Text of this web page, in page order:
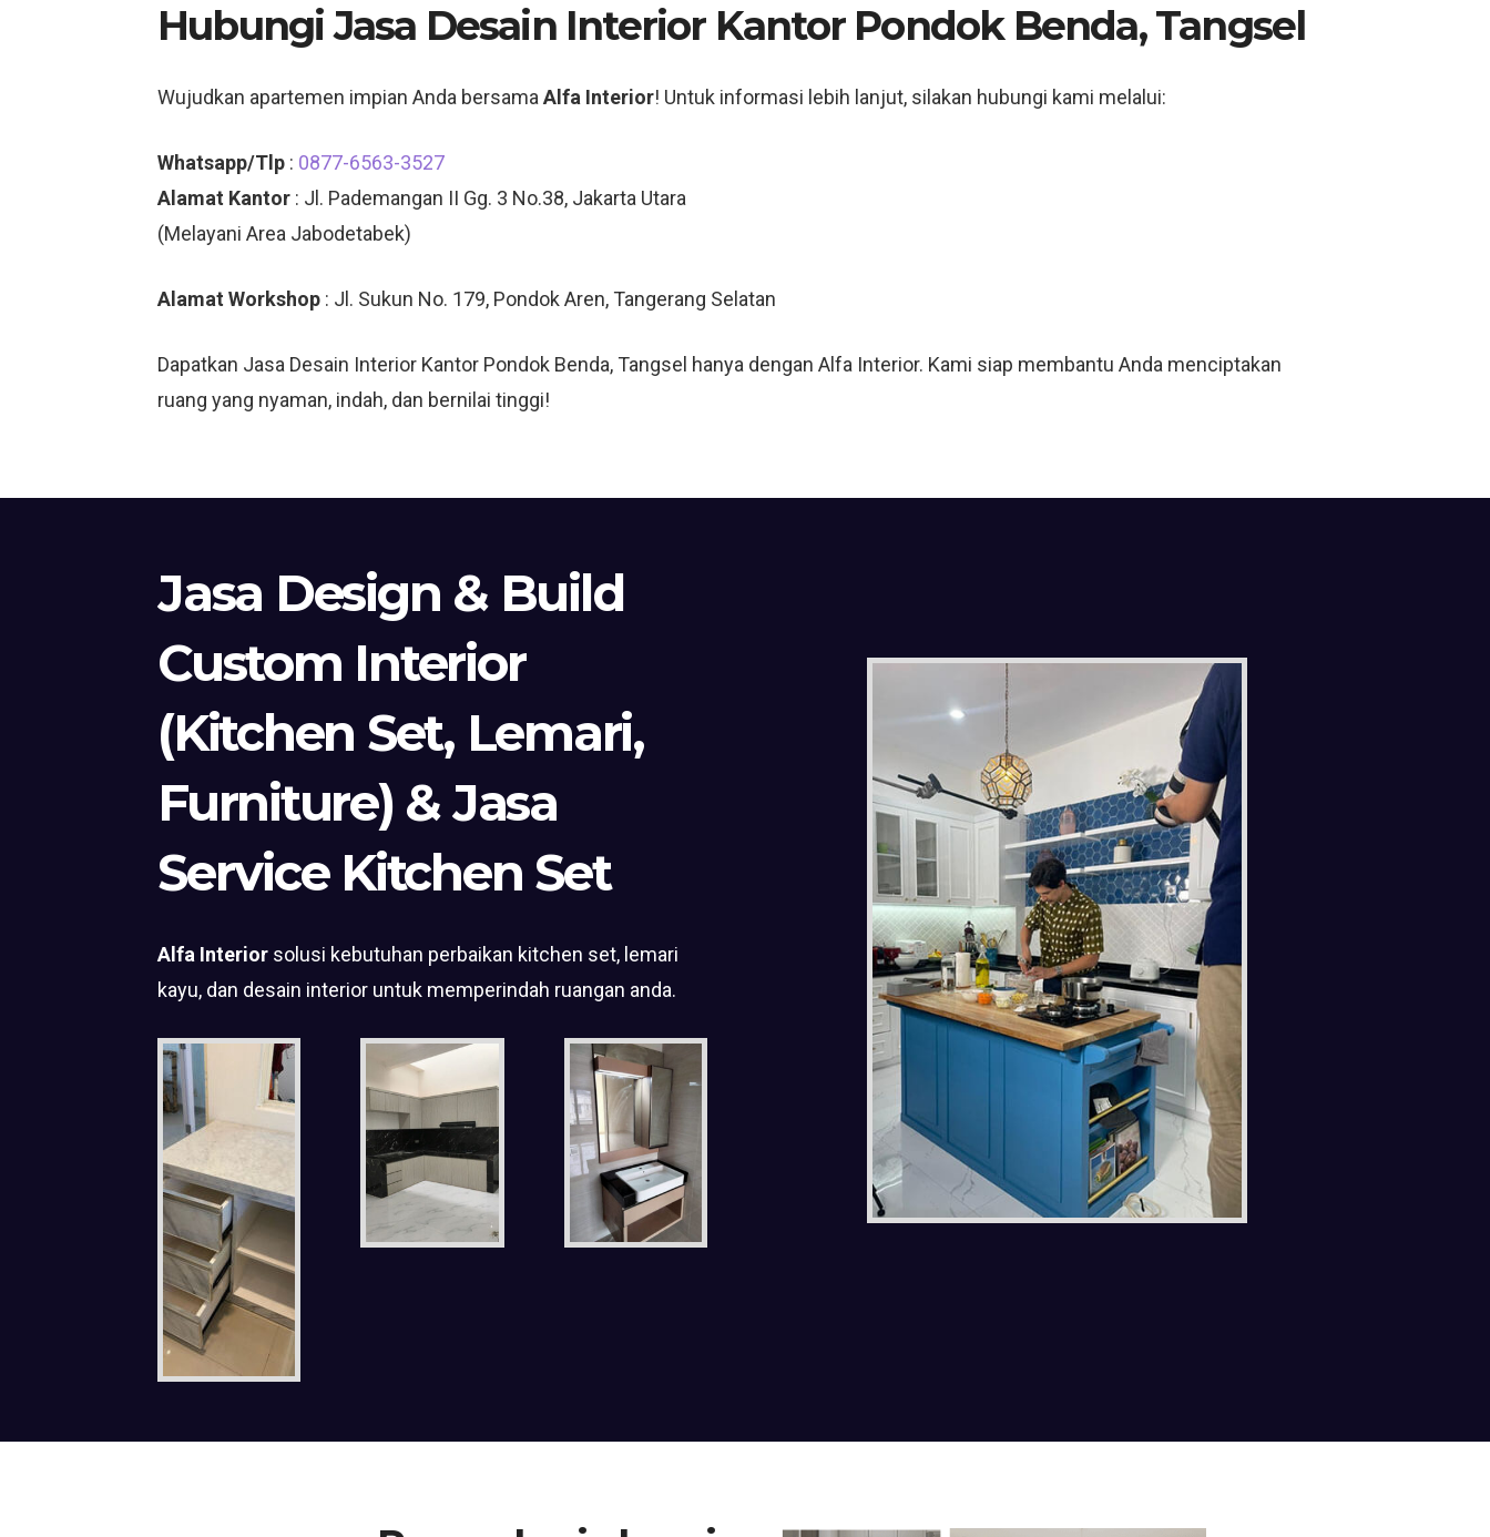
Hubungi Jasa Desain Interior Kantor Pondok Benda, Tangsel
Wujudkan apartemen impian Anda bersama Alfa Interior! Untuk informasi lebih lanjut, silakan hubungi kami melalui:
Whatsapp/Tlp : 0877-6563-3527
Alamat Kantor : Jl. Pademangan II Gg. 3 No.38, Jakarta Utara
(Melayani Area Jabodetabek)
Alamat Workshop : Jl. Sukun No. 179, Pondok Aren, Tangerang Selatan
Dapatkan Jasa Desain Interior Kantor Pondok Benda, Tangsel hanya dengan Alfa Interior. Kami siap membantu Anda menciptakan
ruang yang nyaman, indah, dan bernilai tinggi!
Jasa Design & Build
Custom Interior
(Kitchen Set, Lemari,
Furniture) & Jasa
Service Kitchen Set
Alfa Interior solusi kebutuhan perbaikan kitchen set, lemari
kayu, dan desain interior untuk memperindah ruangan anda.